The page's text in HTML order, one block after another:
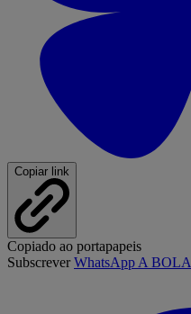
Copiar link
Copiado ao portapapeis
SubscreverWhatsApp A BOLA